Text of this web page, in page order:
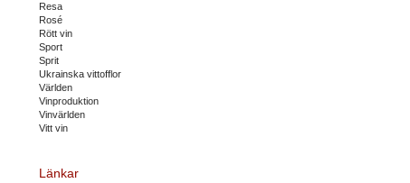
Resa
Rosé
Rött vin
Sport
Sprit
Ukrainska vittofflor
Världen
Vinproduktion
Vinvärlden
Vitt vin
Länkar